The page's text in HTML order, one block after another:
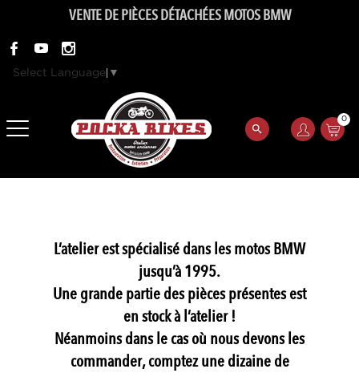
VENTE DE PIÈCES DÉTACHÉES MOTOS BMW
Select Language ▼
0
L’atelier est spécialisé dans les motos BMW
jusqu’à 1995.
Une grande partie des pièces présentes est
en stock à l’atelier !
Néanmoins dans le cas où nous devons les
commander, comptez une dizaine de